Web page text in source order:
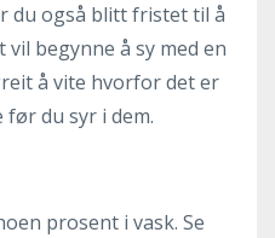
du også blitt fristet til å
begynne å sy med en
å vite hvorfor det er
du syr i dem.
prosent i vask. Se